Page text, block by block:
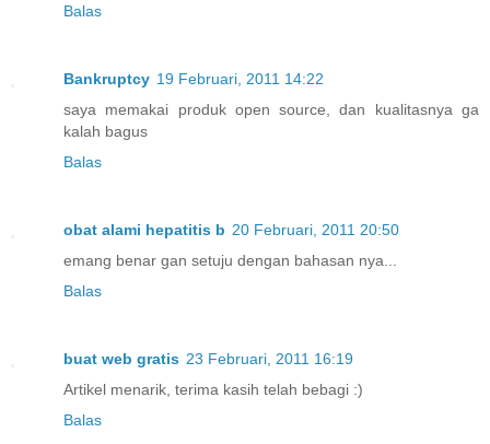
Balas
Bankruptcy 19 Februari, 2011 14:22
saya memakai produk open source, dan kualitasnya ga
kalah bagus
Balas
obat alami hepatitis b 20 Februari, 2011 20:50
emang benar gan setuju dengan bahasan nya...
Balas
buat web gratis 23 Februari, 2011 16:19
Artikel menarik, terima kasih telah bebagi :)
Balas